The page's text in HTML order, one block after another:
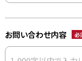
お問い合わせ内容 必